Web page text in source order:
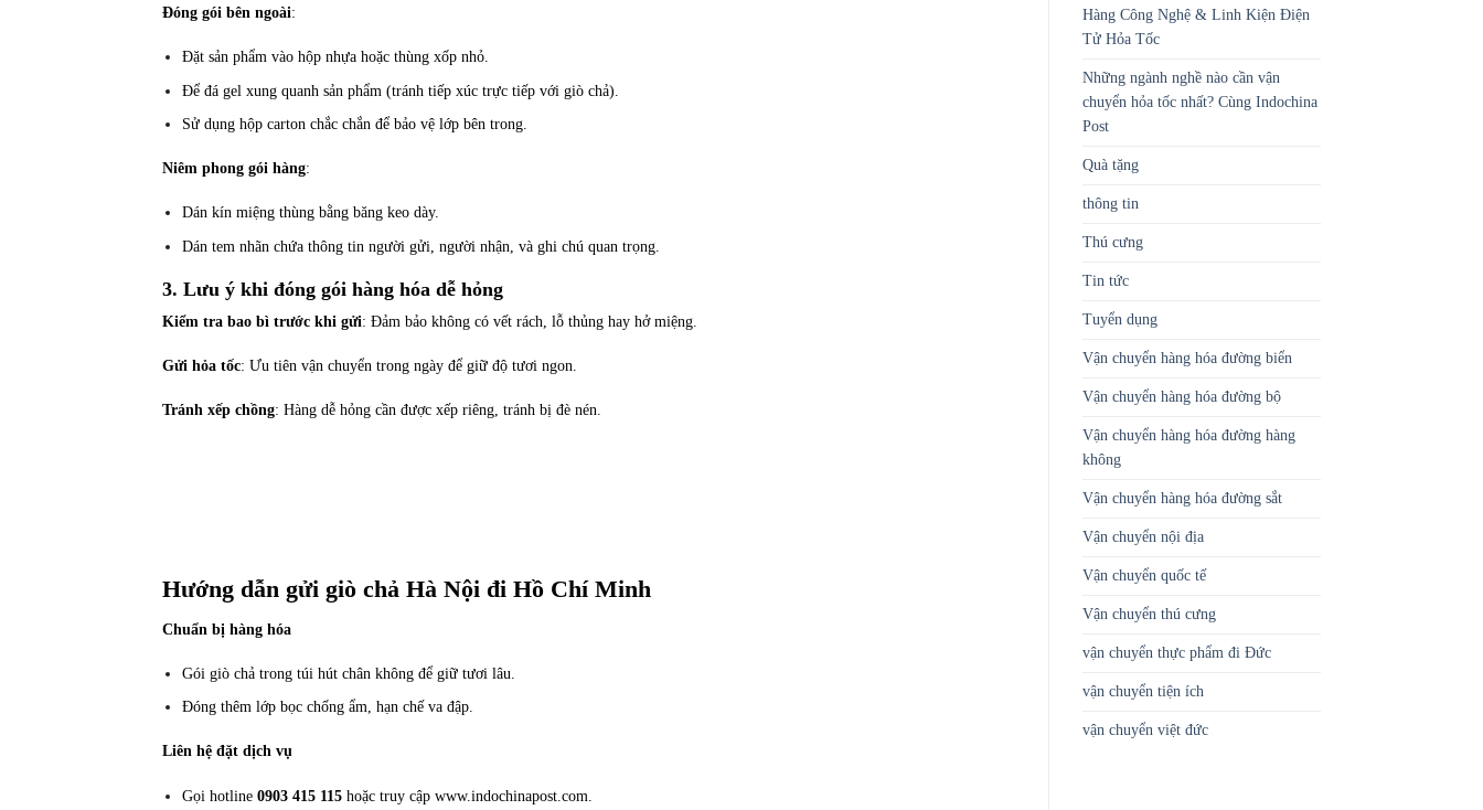
Đóng gói bên ngoài:
Đặt sản phẩm vào hộp nhựa hoặc thùng xốp nhỏ.
Để đá gel xung quanh sản phẩm (tránh tiếp xúc trực tiếp với giò chả).
Sử dụng hộp carton chắc chắn để bảo vệ lớp bên trong.
Niêm phong gói hàng:
Dán kín miệng thùng bằng băng keo dày.
Dán tem nhãn chứa thông tin người gửi, người nhận, và ghi chú quan trọng.
3. Lưu ý khi đóng gói hàng hóa dễ hỏng
Kiểm tra bao bì trước khi gửi: Đảm bảo không có vết rách, lỗ thủng hay hở miệng.
Gửi hỏa tốc: Ưu tiên vận chuyển trong ngày để giữ độ tươi ngon.
Tránh xếp chồng: Hàng dễ hỏng cần được xếp riêng, tránh bị đè nén.
Hướng dẫn gửi giò chả Hà Nội đi Hồ Chí Minh
Chuẩn bị hàng hóa
Gói giò chả trong túi hút chân không để giữ tươi lâu.
Đóng thêm lớp bọc chống ẩm, hạn chế va đập.
Liên hệ đặt dịch vụ
Gọi hotline 0903 415 115 hoặc truy cậpwww.indochinapost.com
Hàng Công Nghệ & Linh Kiện Điện
Tử Hỏa Tốc
Những ngành nghề nào cần vận
chuyển hỏa tốc nhất? Cùng Indochina
Post
Quà tặng
thông tin
Thú cưng
Tin tức
Tuyển dụng
Vận chuyển hàng hóa đường biển
Vận chuyển hàng hóa đường bộ
Vận chuyển hàng hóa đường hàng
không
Vận chuyển hàng hóa đường sắt
Vận chuyển nội địa
Vận chuyển quốc tế
Vận chuyển thú cưng
vận chuyển thực phẩm đi Đức
vận chuyển tiện ích
vận chuyển việt đức